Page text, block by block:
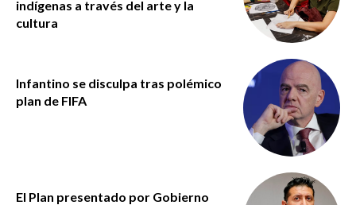
indígenas a través del arte y la
cultura
Infantino se disculpa tras polémico
plan de FIFA
El Plan presentado por Gobierno